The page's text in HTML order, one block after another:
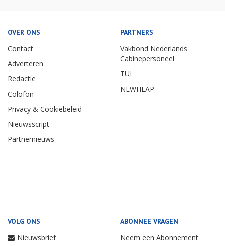
OVER ONS
Contact
Adverteren
Redactie
Colofon
Privacy & Cookiebeleid
Nieuwsscript
Partnernieuws
PARTNERS
Vakbond Nederlands
Cabinepersoneel
TUI
NEWHEAP
VOLG ONS
Nieuwsbrief
ABONNEE VRAGEN
Neem een Abonnement